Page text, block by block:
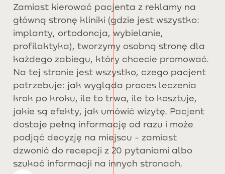
Zamiast kierować pacjenta z reklamy na
główną stronę kliniki (gdzie jest wszystko:
implanty, ortodoncja, wybielanie,
profilaktyka), tworzymy osobną stronę dla
każdego zabiegu, który chcecie promować.
Na tej stronie jest wszystko, czego pacjent
potrzebuje: jak wygląda proces leczenia
krok po kroku, ile to trwa, ile to kosztuje,
jakie są efekty, jak umówić wizytę. Pacjent
dostaje pełną informację od razu i może
podjąć decyzję na miejscu - zamiast
dzwonić do recepcji z 20 pytaniami albo
szukać informacji na innych stronach.